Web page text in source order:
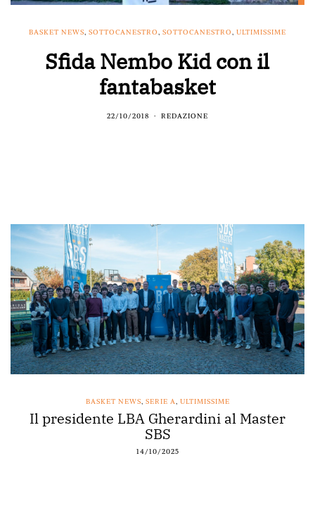
BASKET NEWS SOTTOCANESTRO SOTTOCANESTRO ULTIMISSIME
Sfida Nembo Kid con il
fantabasket
22/10/2018 REDAZIONE
BASKET NEWS SERIE A ULTIMISSIME
Il presidente LBA Gherardini al Master
SBS
14/10/2025